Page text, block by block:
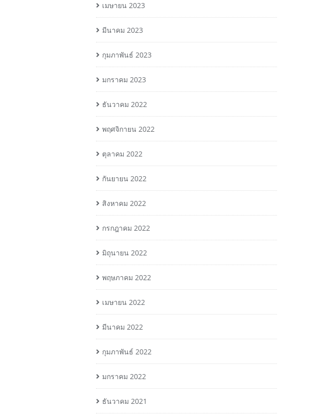
เมษายน 2023
มีนาคม 2023
กุมภาพันธ์ 2023
มกราคม 2023
ธันวาคม 2022
พฤศจิกายน 2022
ตุลาคม 2022
กันยายน 2022
สิงหาคม 2022
กรกฎาคม 2022
มิถุนายน 2022
พฤษภาคม 2022
เมษายน 2022
มีนาคม 2022
กุมภาพันธ์ 2022
มกราคม 2022
ธันวาคม 2021